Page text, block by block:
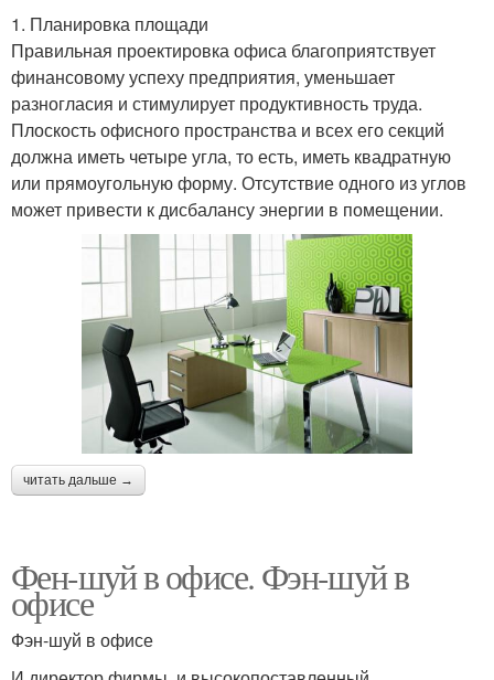
1. Планировка площади
Правильная проектировка офиса благоприятствует
финансовому успеху предприятия, уменьшает
разногласия и стимулирует продуктивность труда.
Плоскость офисного пространства и всех его секций
должна иметь четыре угла, то есть, иметь квадратную
или прямоугольную форму. Отсутствие одного из углов
может привести к дисбалансу энергии в помещении.
читать дальше →
Фен-шуй в офисе. Фэн-шуй в
офисе
Фэн-шуй в офисе